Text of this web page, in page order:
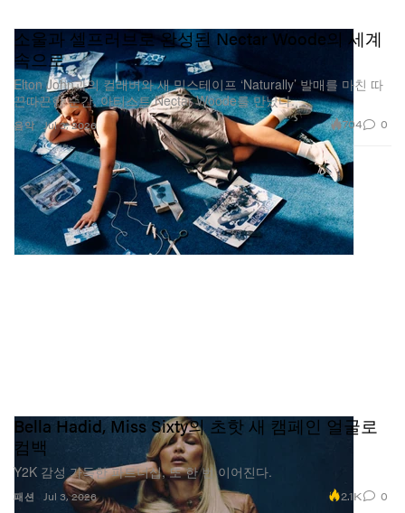
음악
소울과 셀프러브로 완성된 Nectar Woode의 세계
속으로
Elton John과의 컬래버와 새 믹스테이프 ‘Naturally’ 발매를 마친 따
끈따끈한 순간, 아티스트 Nectar Woode를 만났다.
Jul 3, 2026 704 0
패션
Bella Hadid, Miss Sixty의 초핫 새 캠페인 얼굴로
컴백
Y2K 감성 가득한 파트너십, 또 한 번 이어진다.
Jul 3, 2026 2.1K 0